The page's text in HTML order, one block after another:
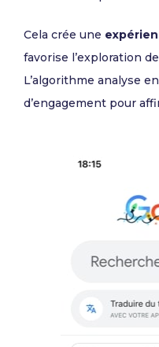
Cela crée une
favorise l’exploration
L’algorithme analyse
d’engagement pour